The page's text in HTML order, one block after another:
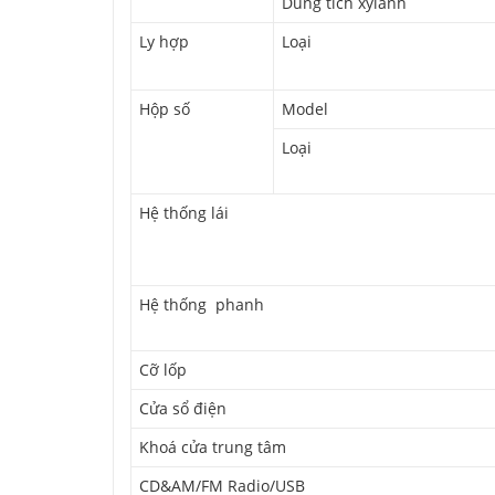
Ly hợp
Loại
Hộp số
Model
Loại
Hệ thống lái
Hệ thống phanh
Cỡ lốp
Cửa sổ điện
Khoá cửa trung tâm
CD&AM/FM Radio/USB